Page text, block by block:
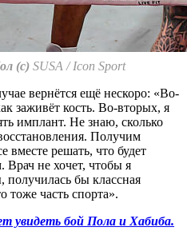
(с) SUSA / Icon Sport
вернётся ещё нескоро: «Во-
заживёт кость. Во-вторых, я
имплант. Не знаю, сколько
Получим
вместе решать, что будет
не хочет, чтобы я
бы классная
часть спорта».
увидеть бой Пола и Хабиба.